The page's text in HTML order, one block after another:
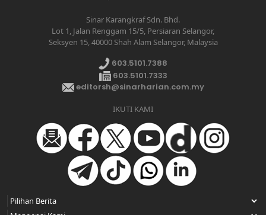
Sinar Karangkraf Sdn. Bhd.
Lot 1, Jalan Renggam 15/5, Persiaran Selangor,
Seksyen 15, 40000 Shah Alam Selangor, Malaysia
603.5101.7388
603.5101.7333
editorsh@sinarharian.com.my
IKUTI KAMI